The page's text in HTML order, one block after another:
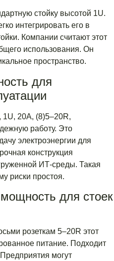
стойку высотой 1U.
интегрировать его в
Компании считают этот
использования. Он
пространство.
для
20A, (8)5–20R,
работу. Это
электроэнергии для
конструкция
ИТ-среды. Такая
риски простоя.
для стоек
розеткам 5–20R этот
питание. Подходит
могут